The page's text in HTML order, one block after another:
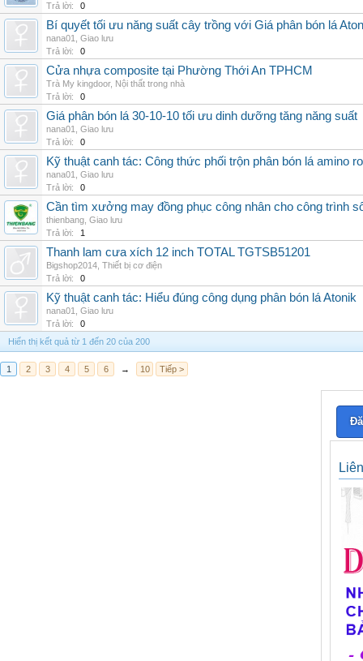
Trả lời:
0
Bí quyết tối ưu năng suất cây trồng với Giá phân bón lá
nana01
Giao lưu
Trả lời:
0
Cửa nhựa composite tại Phường Thới An TPHCM
Trà My kingdoor, Nội thất trong nhà
Trả lời:
0
Giá phân bón lá 30-10-10 tối ưu dinh dưỡng tăng năng suất
nana01
Giao lưu
Trả lời:
0
Kỹ thuật canh tác: Công thức phối trộn phân bón lá amino
nana01
Giao lưu
Trả lời:
0
Cần tìm xưởng may đồng phục công nhân cho công trình
thienbang Giao lưu
Trả lời:
1
Thanh lam cưa xích 12 inch TOTAL TGTSB51201
Bigshop2014 Thiết bị cơ điện
Trả lời:
0
Kỹ thuật canh tác: Hiểu đúng công dụng phân bón lá Atonik
nana01
Giao lưu
Trả lời:
0
Hiển thị kết quả từ 1 đến 20 của 200
1 2 3 4 5 6 → 10 Tiếp >